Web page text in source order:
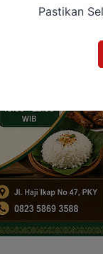
Pastikan